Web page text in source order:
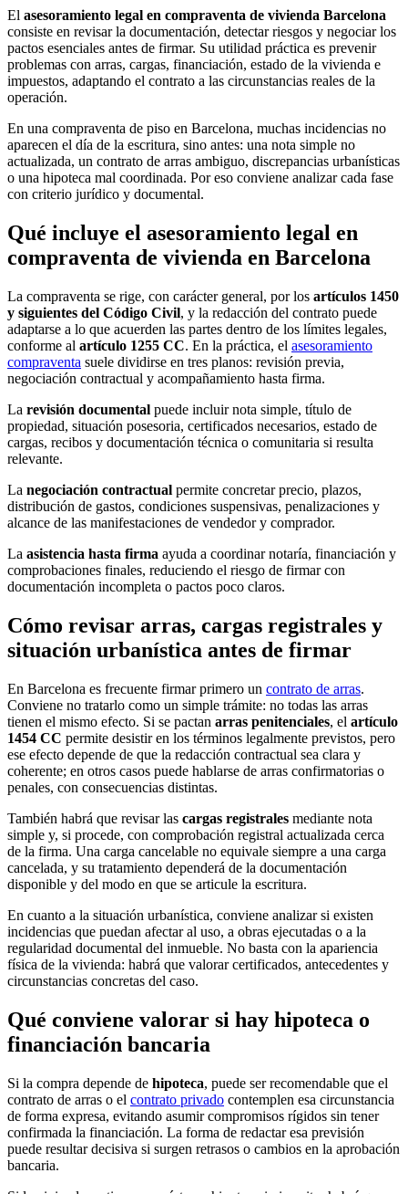
El asesoramiento legal en compraventa de vivienda Barcelona
consiste en revisar la documentación, detectar riesgos y negociar los
pactos esenciales antes de firmar. Su utilidad práctica es prevenir
problemas con arras, cargas, financiación, estado de la vivienda e
impuestos, adaptando el contrato a las circunstancias reales de la
operación.
En una compraventa de piso en Barcelona, muchas incidencias no
aparecen el día de la escritura, sino antes: una nota simple no
actualizada, un contrato de arras ambiguo, discrepancias urbanísticas
o una hipoteca mal coordinada. Por eso conviene analizar cada fase
con criterio jurídico y documental.
Qué incluye el asesoramiento legal en
compraventa de vivienda en Barcelona
La compraventa se rige, con carácter general, por los artículos 1450
y siguientes del Código Civil, y la redacción del contrato puede
adaptarse a lo que acuerden las partes dentro de los límites legales,
conforme al artículo 1255 CC. En la práctica, el asesoramiento
compraventa suele dividirse en tres planos: revisión previa,
negociación contractual y acompañamiento hasta firma.
La revisión documental puede incluir nota simple, título de
propiedad, situación posesoria, certificados necesarios, estado de
cargas, recibos y documentación técnica o comunitaria si resulta
relevante.
La negociación contractual permite concretar precio, plazos,
distribución de gastos, condiciones suspensivas, penalizaciones y
alcance de las manifestaciones de vendedor y comprador.
La asistencia hasta firma ayuda a coordinar notaría, financiación y
comprobaciones finales, reduciendo el riesgo de firmar con
documentación incompleta o pactos poco claros.
Cómo revisar arras, cargas registrales y
situación urbanística antes de firmar
En Barcelona es frecuente firmar primero un contrato de arras.
Conviene no tratarlo como un simple trámite: no todas las arras
tienen el mismo efecto. Si se pactan arras penitenciales, el artículo
1454 CC permite desistir en los términos legalmente previstos, pero
ese efecto depende de que la redacción contractual sea clara y
coherente; en otros casos puede hablarse de arras confirmatorias o
penales, con consecuencias distintas.
También habrá que revisar las cargas registrales mediante nota
simple y, si procede, con comprobación registral actualizada cerca
de la firma. Una carga cancelable no equivale siempre a una carga
cancelada, y su tratamiento dependerá de la documentación
disponible y del modo en que se articule la escritura.
En cuanto a la situación urbanística, conviene analizar si existen
incidencias que puedan afectar al uso, a obras ejecutadas o a la
regularidad documental del inmueble. No basta con la apariencia
física de la vivienda: habrá que valorar certificados, antecedentes y
circunstancias concretas del caso.
Qué conviene valorar si hay hipoteca o
financiación bancaria
Si la compra depende de hipoteca, puede ser recomendable que el
contrato de arras o el contrato privado contemplen esa circunstancia
de forma expresa, evitando asumir compromisos rígidos sin tener
confirmada la financiación. La forma de redactar esa previsión
puede resultar decisiva si surgen retrasos o cambios en la aprobación
bancaria.